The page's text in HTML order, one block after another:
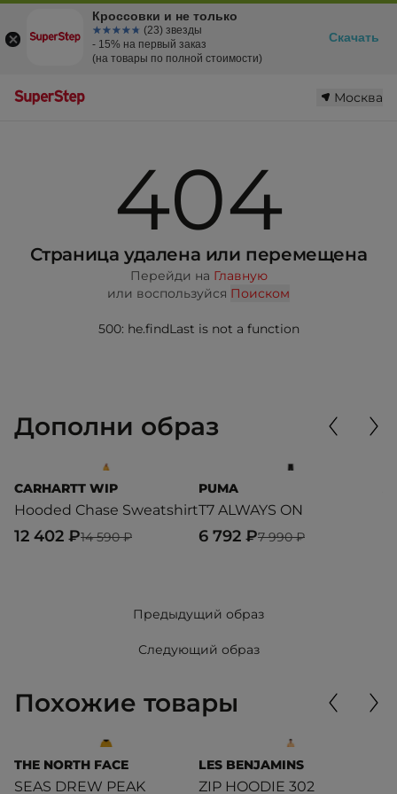
Москва
404
Страница удалена или перемещена
Перейди на Главную
или воспользуйся Поиском
500: he.findLast is not a function
Дополни образ
CARHARTT WIP
Hooded Chase Sweatshirt
14 590 ₽
12 402 ₽
PUMA
T7 ALWAYS ON
7 990 ₽
6 792 ₽
Предыдущий образ
Следующий образ
Похожие товары
THE NORTH FACE
SEAS DREW PEAK
LES BENJAMINS
ZIP HOODIE 302
Кроссовки и не только
☆☆☆☆☆
★★★★★ (23) звезды
- 15% на первый заказ
(на товары по полной стоимости)
Скачать